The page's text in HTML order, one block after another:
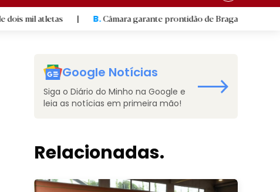
| B.Câmara garante prontidão de Braga no resgate animal
Google Notícias
Siga o Diário do Minho na Google e
leia as notícias em primeira mão!
Relacionadas.